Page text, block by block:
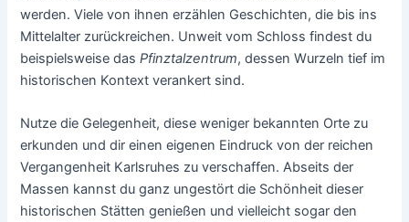
werden. Viele von ihnen erzählen Geschichten, die bis ins
Mittelalter zurückreichen. Unweit vom Schloss findest du
beispielsweise dasPfinztalzentrum, dessen Wurzeln tief im
historischen Kontext verankert sind.
Nutze die Gelegenheit, diese weniger bekannten Orte zu
erkunden und dir einen eigenen Eindruck von der reichen
Vergangenheit Karlsruhes zu verschaffen. Abseits der
Massen kannst du ganz ungestört die Schönheit dieser
historischen Stätten genießen und vielleicht sogar den